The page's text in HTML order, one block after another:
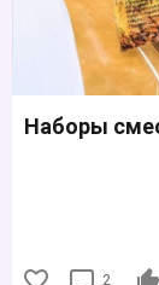
Наборы
2